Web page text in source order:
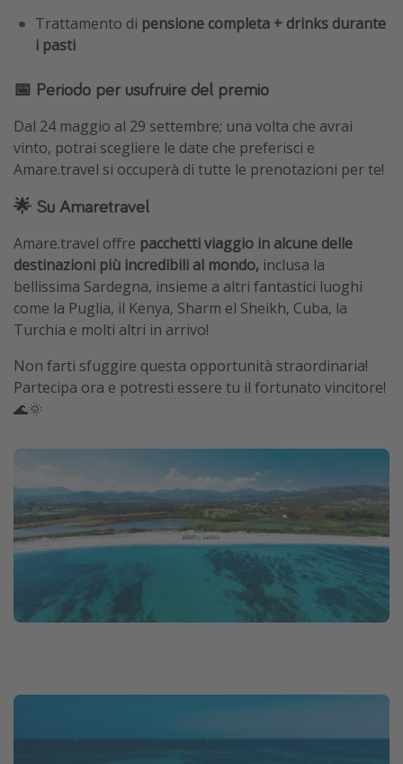
Trattamento di pensione completa + drinks durante
i pasti
📅 Periodo per usufruire del premio
Dal 24 maggio al 29 settembre; una volta che avrai
vinto, potrai scegliere le date che preferisci e
Amare.travel si occuperà di tutte le prenotazioni per te!
🌟 Su Amaretravel
Amare.travel offre pacchetti viaggio in alcune delle
destinazioni più incredibili al mondo, inclusa la
bellissima Sardegna, insieme a altri fantastici luoghi
come la Puglia, il Kenya, Sharm el Sheikh, Cuba, la
Turchia e molti altri in arrivo!
Non farti sfuggire questa opportunità straordinaria!
Partecipa ora e potresti essere tu il fortunato vincitore!
🌊🌞